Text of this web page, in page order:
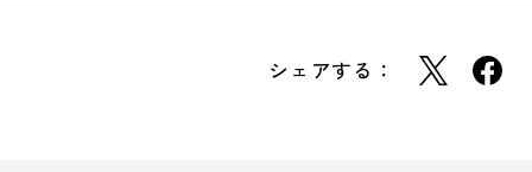
シェアする：